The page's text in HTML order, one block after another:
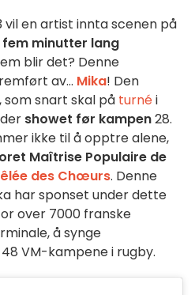
vil en artist innta scenen på
fem minutter lang
blir det? Denne
av... Mika! Den
snart skal på turnéi
showet før kampen28.
ikke til å opptre alene,
Maîtrise Populaire de
des Chœurs. Denne
har sponset under dette
over 7000 franske
å synge
VM-kampene i rugby.